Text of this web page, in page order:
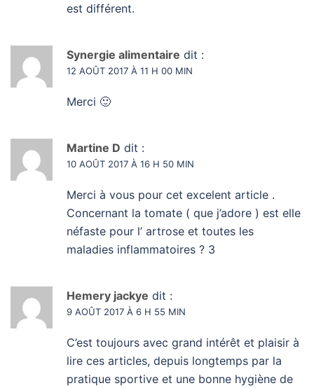
est différent.
Synergie alimentaire dit :
12 AOÛT 2017 À 11 H 00 MIN
Merci 🙂
Martine D dit :
10 AOÛT 2017 À 16 H 50 MIN
Merci à vous pour cet excelent article .
Concernant la tomate ( que j’adore ) est elle
néfaste pour l’ artrose et toutes les
maladies inflammatoires ? 3
Hemery jackye dit :
9 AOÛT 2017 À 6 H 55 MIN
C’est toujours avec grand intérêt et plaisir à
lire ces articles, depuis longtemps par la
pratique sportive et une bonne hygiène de